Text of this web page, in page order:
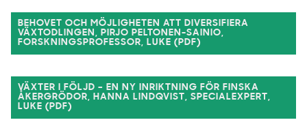
BEHOVET OCH MÖJLIGHETEN ATT DIVERSIFIERA
VÄXTODLINGEN, PIRJO PELTONEN-SAINIO,
FORSKNINGSPROFESSOR, LUKE (PDF)
VÄXTER I FÖLJD – EN NY INRIKTNING FÖR FINSKA
ÅKERGRÖDOR, HANNA LINDQVIST, SPECIALEXPERT,
LUKE (PDF)